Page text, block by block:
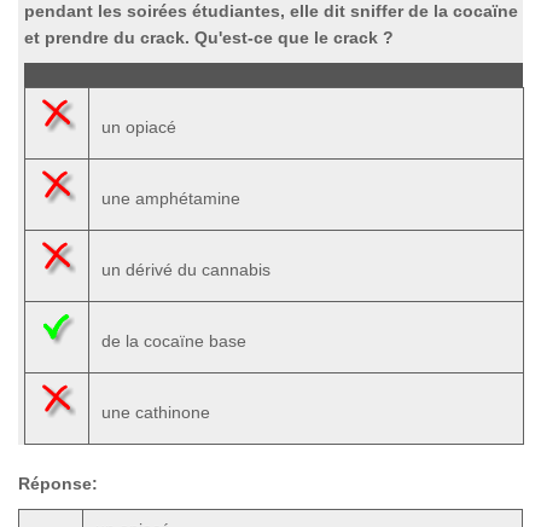
pendant les soirées étudiantes, elle dit sniffer de la cocaïne
et prendre du crack. Qu'est-ce que le crack ?
un opiacé
une amphétamine
un dérivé du cannabis
de la cocaïne base
une cathinone
Réponse: